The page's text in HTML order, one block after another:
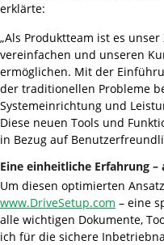
erklärte:
„Als Produktteam ist es
vereinfachen und unseren
ermöglichen. Mit der
der traditionellen Probleme
Systemeinrichtung und
Diese neuen Tools und
in Bezug auf
Eine einheitliche Erfahrung
Um diesen optimierten
www.DriveSetup.com – eine
alle wichtigen Dokumente,
ich für die sichere